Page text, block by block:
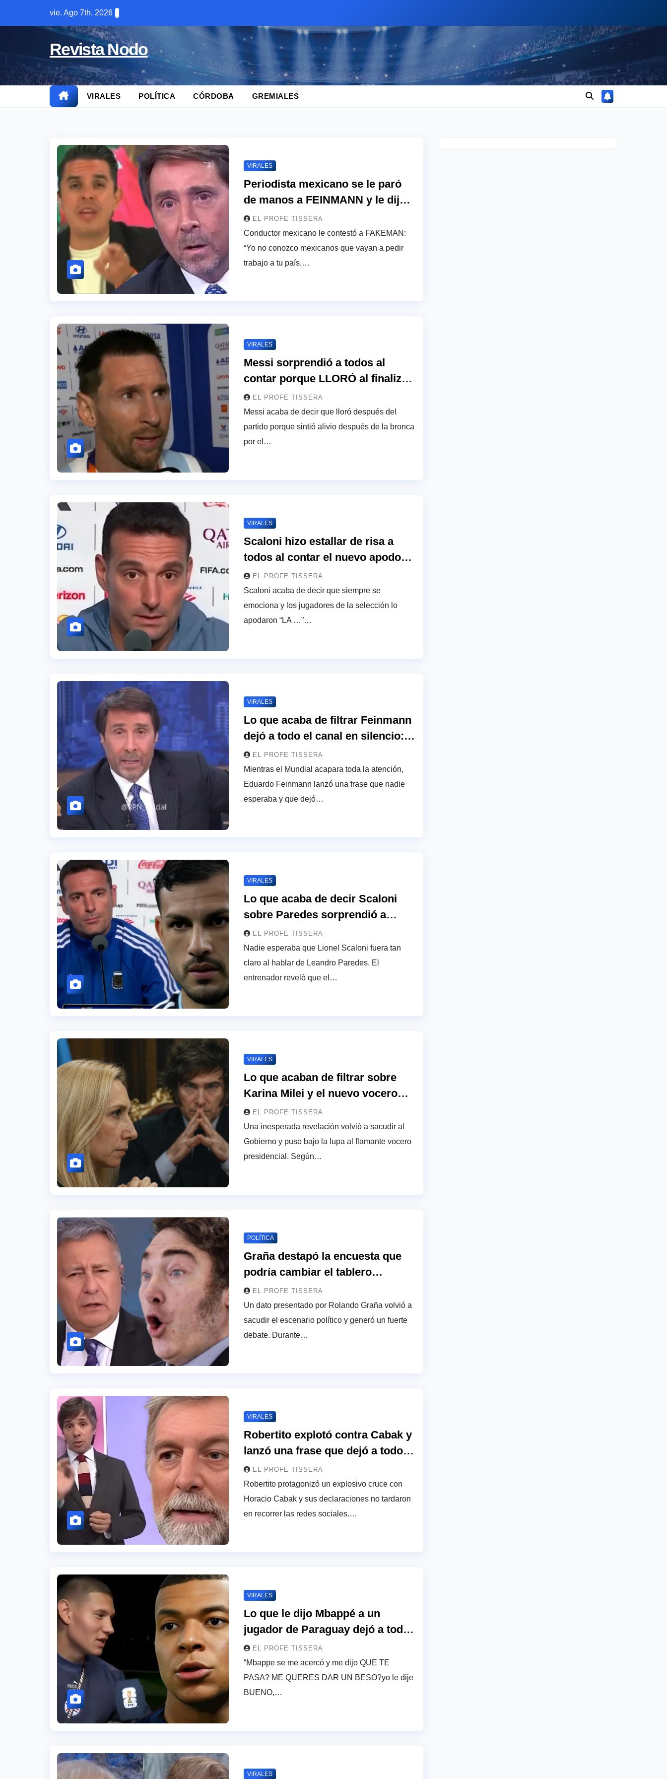
vie. Ago 7th, 2026
Revista Nodo
VIRALES POLÍTICA CÓRDOBA GREMIALES
VIRALES
Periodista mexicano se le paró
de manos a FEINMANN y le dijo
en vivo lo que nunca nadie se
animó
EL PROFE TISSERA
Conductor mexicano le contestó a FAKEMAN:
“Yo no conozco mexicanos que vayan a pedir
trabajo a tu país,…
VIRALES
Messi sorprendió a todos al
contar porque LLORÓ al finalizar
el partido con Egipto: “Sentía …”
EL PROFE TISSERA
Messi acaba de decir que lloró después del
partido porque sintió alivio después de la bronca
por el…
VIRALES
Scaloni hizo estallar de risa a
todos al contar el nuevo apodo
que le pusieron los jugadores:
“Me dicen la …”
EL PROFE TISSERA
Scaloni acaba de decir que siempre se
emociona y los jugadores de la selección lo
apodaron “LA …”…
VIRALES
Lo que acaba de filtrar Feinmann
dejó a todo el canal en silencio:
“Cuando termine el mundial …”
EL PROFE TISSERA
Mientras el Mundial acapara toda la atención,
Eduardo Feinmann lanzó una frase que nadie
esperaba y que dejó…
VIRALES
Lo que acaba de decir Scaloni
sobre Paredes sorprendió a
todos: “Leandro vino …”
EL PROFE TISSERA
Nadie esperaba que Lionel Scaloni fuera tan
claro al hablar de Leandro Paredes. El
entrenador reveló que el…
VIRALES
Lo que acaban de filtrar sobre
Karina Milei y el nuevo vocero
sorprendió a todos
EL PROFE TISSERA
Una inesperada revelación volvió a sacudir al
Gobierno y puso bajo la lupa al flamante vocero
presidencial. Según…
POLÍTICA
Graña destapó la encuesta que
podría cambiar el tablero
político: “Milei pier…”
EL PROFE TISSERA
Un dato presentado por Rolando Graña volvió a
sacudir el escenario político y generó un fuerte
debate. Durante…
VIRALES
Robertito explotó contra Cabak y
lanzó una frase que dejó a todos
helados
EL PROFE TISSERA
Robertito protagonizó un explosivo cruce con
Horacio Cabak y sus declaraciones no tardaron
en recorrer las redes sociales.…
VIRALES
Lo que le dijo Mbappé a un
jugador de Paraguay dejó a todos
sin palabras: “Beso”
EL PROFE TISSERA
“Mbappe se me acercó y me dijo QUE TE
PASA? ME QUERES DAR UN BESO?yo le dije
BUENO,…
VIRALES